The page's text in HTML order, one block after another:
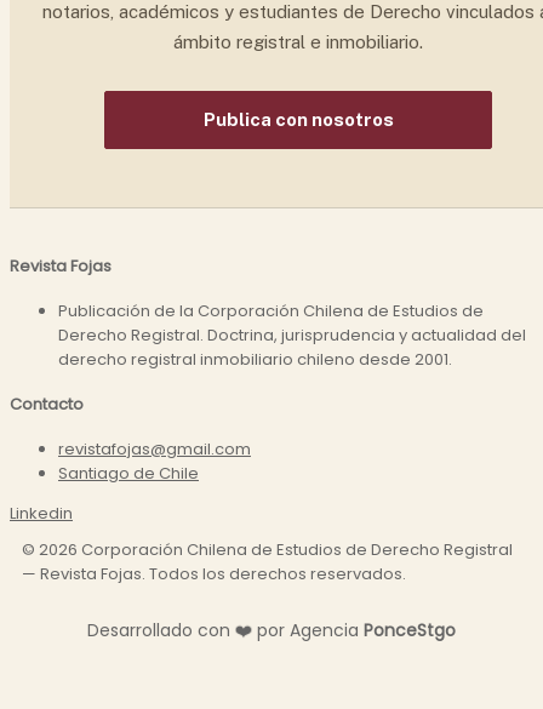
notarios, académicos y estudiantes de Derecho vinculados
ámbito registral e inmobiliario.
Publica con nosotros
Revista Fojas
Publicación de la Corporación Chilena de Estudios de
Derecho Registral. Doctrina, jurisprudencia y actualidad del
derecho registral inmobiliario chileno desde 2001.
Contacto
revistafojas@gmail.com
Santiago de Chile
Linkedin
© 2026 Corporación Chilena de Estudios de Derecho Registral
— Revista Fojas. Todos los derechos reservados.
Desarrollado con ❤️ por Agencia PonceStgo